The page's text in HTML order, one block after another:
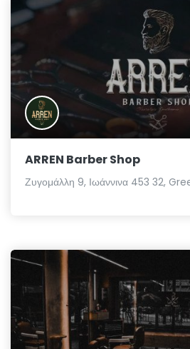
ARREN Barber Shop
Ζυγομάλλη 9, Ιωάννινα 453 32,